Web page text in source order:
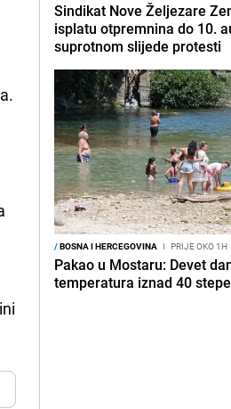
Sindikat Nove Željezare
isplatu otpremnina do 10.
suprotnom slijede protesti
/BOSNA I HERCEGOVINA I PRIJE OKO 1H
Pakao u Mostaru: Devet
temperatura iznad 40